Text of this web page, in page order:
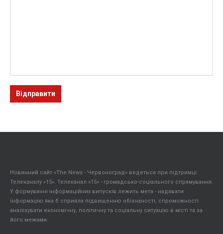
Новинний сайт «The News - Червоноград» ведеться при підтримці
Телеканалу «15». Телеканал «15» - громадсько-соціального спрямування.
У формуванні інформаційних випусків лежить мета - надавати
інформацію яка б сприяла підвищенню обізнаності, спроможності
аналізувати економічну, політичну та соціальну ситуацію в місті та за
його межами.